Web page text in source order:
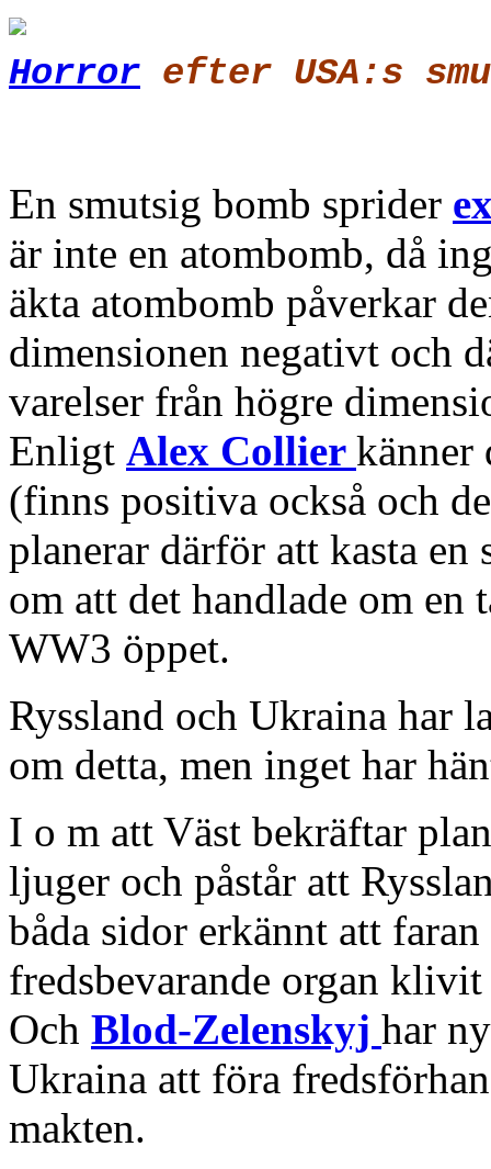
Horror efter USA:s
En smutsig bomb sprider
är inte en atombomb, då
äkta atombomb påverkar
dimensionen negativt och
varelser från högre
Enligt Alex Collier känner
(finns positiva också och
planerar därför att kasta
om att det handlade om
WW3 öppet.
Ryssland och Ukraina har
om detta, men inget har
I o m att Väst bekräftar
ljuger och påstår att
båda sidor erkännt att
fredsbevarande organ
Och Blod-Zelenskyj har
Ukraina att föra
makten.